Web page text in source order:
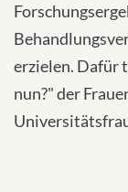
erzielen. Dafür
nun?" der